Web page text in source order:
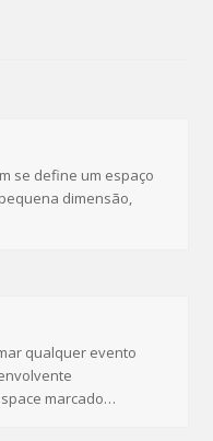
se define um espaço
dimensão,
qualquer evento
marcado…